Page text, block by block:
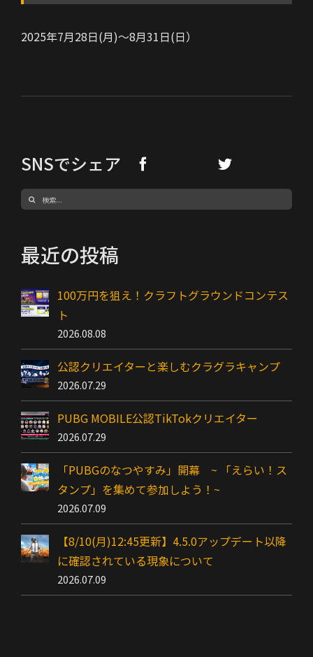
2025年7月28日(月)～8月31日(日）
SNSでシェア
検
最近の投稿
100万円を狙え！クラフトグラウンドコンテス
ト
2026.08.08
公認クリエイターと楽しむクラグラキャンプ
2026.07.29
PUBG MOBILE公認TikTokクリエイター
2026.07.29
「PUBGのなつやすみ」開幕 ~ 「えらい！ス
タンプ」を集めて参加しよう！~
2026.07.09
【8/10(月)12:45更新】4.5.0アップデート以降
に確認されている現象について
2026.07.09